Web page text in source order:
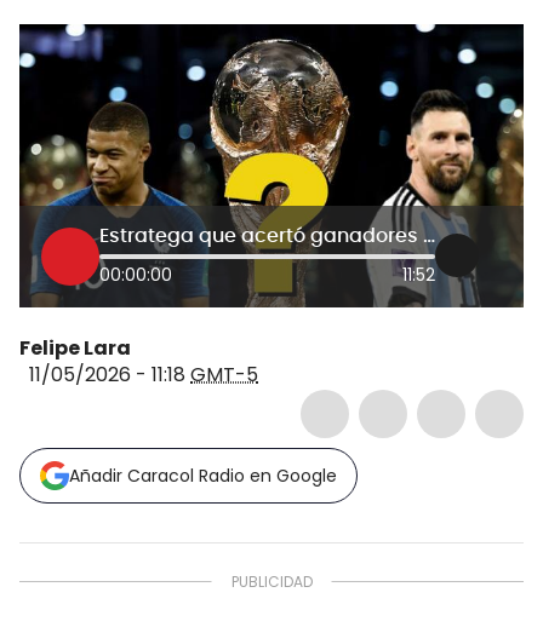
Estratega que acertó ganadores de mundiales 2018 y 2022 predijo al campeón de la Copa del Mundo 2026
00:00:00 11:52
Felipe Lara
11/05/2026 - 11:18 GMT-5
Añadir Caracol Radio en Google